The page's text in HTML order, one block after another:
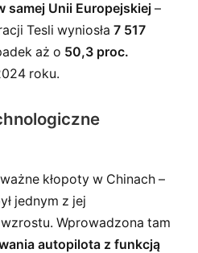
samej Unii Europejskiej –
Tesli wyniosła 7 517
aż o 50,3 proc.
roku.
kłopoty w Chinach –
jednym z jej
Wprowadzona tam
autopilota z funkcją